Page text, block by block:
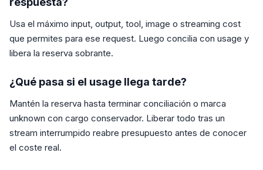
Usa el máximo input, output, tool, image o streaming cost
que permites para ese request. Luego concilia con usage y
libera la reserva sobrante.
¿Qué pasa si el usage llega tarde?
Mantén la reserva hasta terminar conciliación o marca
unknown con cargo conservador. Liberar todo tras un
stream interrumpido reabre presupuesto antes de conocer
el coste real.